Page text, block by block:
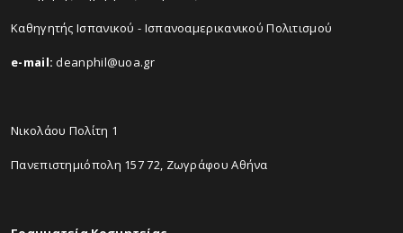
Καθηγητής Ισπανικού - Ισπανοαμερικανικού Πολιτισμού
e-mail: deanphil@uoa.gr
Νικολάου Πολίτη 1
Πανεπιστημιόπολη 157 72, Ζωγράφου Αθήνα